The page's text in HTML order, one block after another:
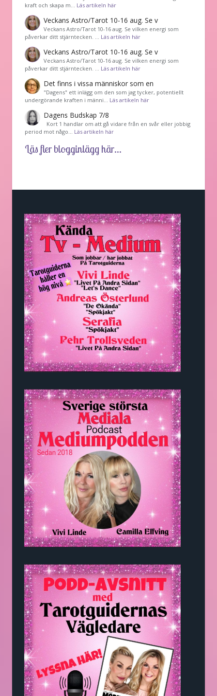
kraft och skapa m… Läs artikeln här
Veckans Astro/Tarot 10-16 aug. Se v
Veckans Astro/Tarot 10-16 aug. Se vilken energi som
påverkar ditt stjärntecken. … Läs artikeln här
Veckans Astro/Tarot 10-16 aug. Se v
Veckans Astro/Tarot 10-16 aug. Se vilken energi som
påverkar ditt stjärntecken. … Läs artikeln här
Det finns i vissa människor som en
"Dagens" ett inlägg om den som jag tycker, potentiellt
undergörande kraften i männi… Läs artikeln här
Dagens Budskap 7/8
Kort 1 handlar om att gå vidare från en svår eller jobbig
period mot någo… Läs artikeln här
Läs fler blogginlägg här...